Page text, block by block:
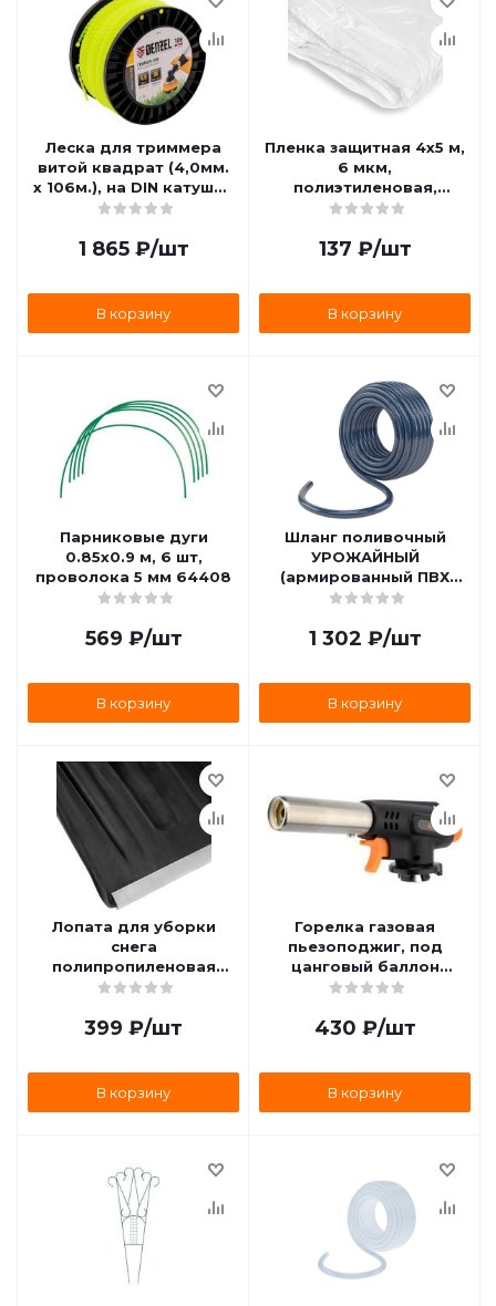
Леска для триммера
витой квадрат (4,0мм.
х 106м.), на DIN катушке
FLEX CORD Denzel
1 865₽/шт
В корзину
Пленка защитная 4х5 м,
6 мкм,
полиэтиленовая,
Сибртех 88800
137 ₽/шт
В корзину
Парниковые дуги
0.85х0.9 м, 6 шт,
проволока 5 мм 64408
569 ₽/шт
В корзину
Шланг поливочный
УРОЖАЙНЫЙ
(армированный ПВХ
1/2дюйм, 25 м), Сибртех
1 302 ₽/шт
В корзину
Лопата для уборки
снега
полипропиленовая
(275х365х870 мм)
Россия Sparta 61653
399 ₽/шт
В корзину
Горелка газовая
пьезоподжиг, под
цанговый баллон
АвтоDело 44120
430 ₽/шт
В корзину